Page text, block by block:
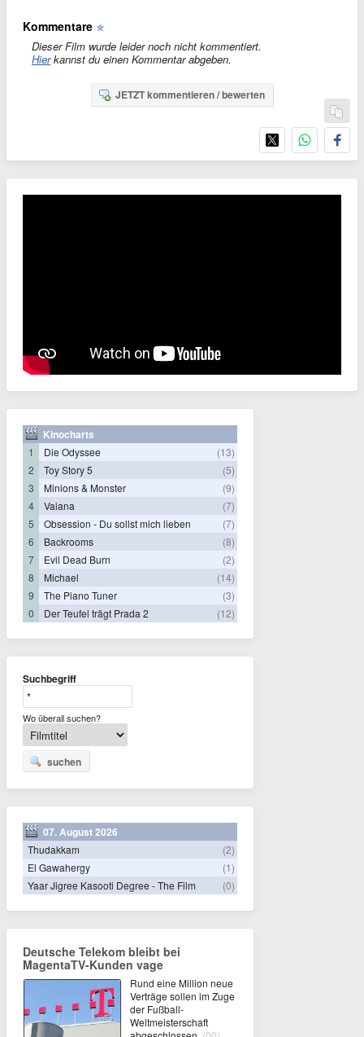
Kommentare
Dieser Film wurde leider noch nicht kommentiert.
Hierkannst du einen Kommentar abgeben.
JETZT kommentieren / bewerten
Kinocharts
1 Die Odyssee
(13)
2
Toy Story 5
(5)
3
Minions & Monster
(9)
4
Vaiana
(7)
5
Obsession - Du sollst mich lieben
(7)
6
Backrooms
(8)
7
Evil Dead Burn
(2)
8
Michael
(14)
9
The Piano Tuner
(3)
0
Der Teufel trägt Prada 2 (12)
Suchbegriff
Wo überall suchen?
suchen
07. August 2026
Thudakkam
(2)
El Gawahergy
(1)
Yaar Jigree Kasooti Degree - The Film
(0)
Deutsche Telekom bleibt bei
MagentaTV-Kunden vage
Rund eine Million neue
Verträge sollen im Zuge
der Fußball-
Weltmeisterschaft